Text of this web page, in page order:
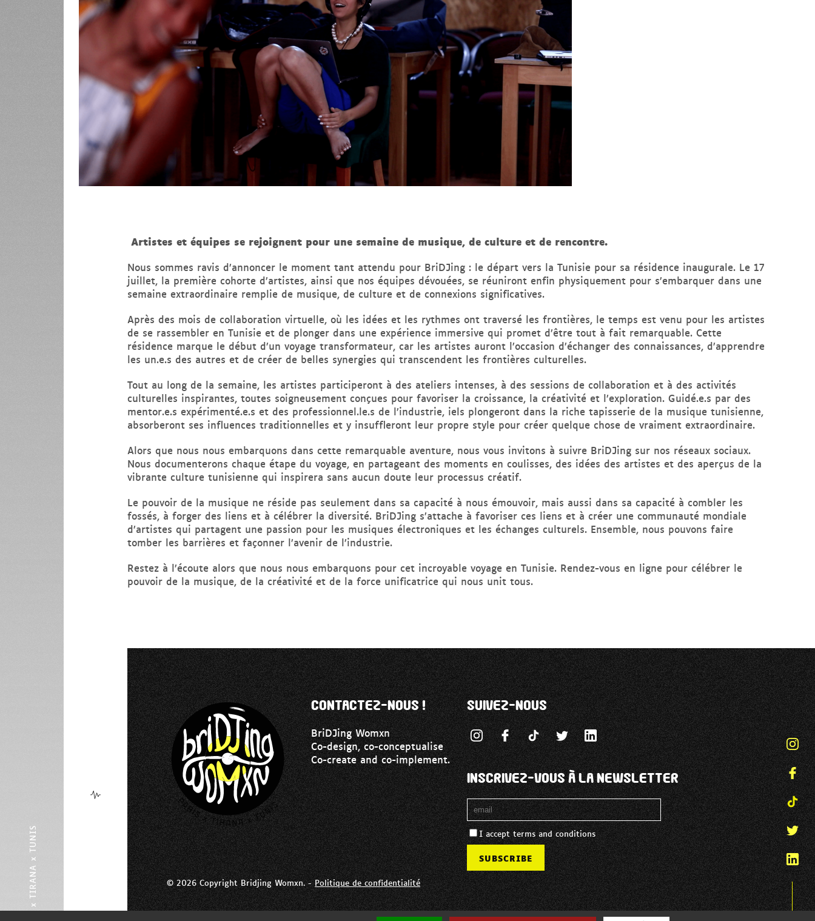
PARIS x TIRANA x TUNIS
Artistes et équipes se rejoignent pour une semaine de musique, de culture et de rencontre.
Nous sommes ravis d’annoncer le moment tant attendu pour BriDJing : le départ vers la Tunisie pour sa résidence inaugurale. Le 17
juillet, la première cohorte d’artistes, ainsi que nos équipes dévouées, se réuniront enfin physiquement pour s’embarquer dans une
semaine extraordinaire remplie de musique, de culture et de connexions significatives.
Après des mois de collaboration virtuelle, où les idées et les rythmes ont traversé les frontières, le temps est venu pour les artistes
de se rassembler en Tunisie et de plonger dans une expérience immersive qui promet d’être tout à fait remarquable. Cette
résidence marque le début d’un voyage transformateur, car les artistes auront l’occasion d’échanger des connaissances, d’apprendre
les un.e.s des autres et de créer de belles synergies qui transcendent les frontières culturelles.
Tout au long de la semaine, les artistes participeront à des ateliers intenses, à des sessions de collaboration et à des activités
culturelles inspirantes, toutes soigneusement conçues pour favoriser la croissance, la créativité et l’exploration. Guidé.e.s par des
mentor.e.s expérimenté.e.s et des professionnel.le.s de l’industrie, iels plongeront dans la riche tapisserie de la musique tunisienne,
absorberont ses influences traditionnelles et y insuffleront leur propre style pour créer quelque chose de vraiment extraordinaire.
Alors que nous nous embarquons dans cette remarquable aventure, nous vous invitons à suivre BriDJing sur nos réseaux sociaux.
Nous documenterons chaque étape du voyage, en partageant des moments en coulisses, des idées des artistes et des aperçus de la
vibrante culture tunisienne qui inspirera sans aucun doute leur processus créatif.
Le pouvoir de la musique ne réside pas seulement dans sa capacité à nous émouvoir, mais aussi dans sa capacité à combler les
fossés, à forger des liens et à célébrer la diversité. BriDJing s’attache à favoriser ces liens et à créer une communauté mondiale
d’artistes qui partagent une passion pour les musiques électroniques et les échanges culturels. Ensemble, nous pouvons faire
tomber les barrières et façonner l’avenir de l’industrie.
Restez à l’écoute alors que nous nous embarquons pour cet incroyable voyage en Tunisie. Rendez-vous en ligne pour célébrer le
pouvoir de la musique, de la créativité et de la force unificatrice qui nous unit tous.
Contactez-nous !
BriDJing Womxn
Co-design, co-conceptualise
Co-create and co-implement.
Suivez-nous
Inscrivez-vous à la Newsletter
I accept terms and conditions
© 2026 Copyright Bridjing Womxn. -Politique de confidentialité